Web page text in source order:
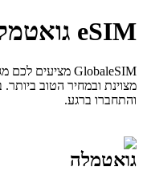
eSIM גואטמלה
מצוינת ובמחיר הטוב
והתחברו ברגע.
גואטמלה